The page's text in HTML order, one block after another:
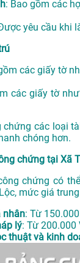
: Bao gồm các
yêu cầu khi
các giấy tờ
các giấy tờ
chứng các loại
chóng hơn.
chứng tại Xã
chứng có
mức giá
nhân: Từ
lý: Từ
thuật và kinh